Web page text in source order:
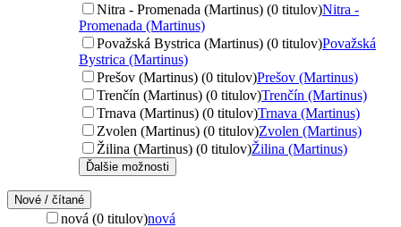
Nitra - Promenada (Martinus) (0 titulov)Nitra -
Promenada (Martinus)
Považská Bystrica (Martinus) (0 titulov)Považská
Bystrica (Martinus)
Prešov (Martinus) (0 titulov)Prešov (Martinus)
Trenčín (Martinus) (0 titulov)Trenčín (Martinus)
Trnava (Martinus) (0 titulov)Trnava (Martinus)
Zvolen (Martinus) (0 titulov)Zvolen (Martinus)
Žilina (Martinus) (0 titulov)Žilina (Martinus)
Ďalšie možnosti
Nové / čítané
nová (0 titulov)nová